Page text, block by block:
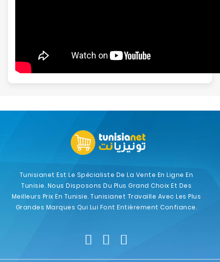
Tunisianet Est Le Spécialiste De La Vente En Ligne En
Tunisie. Nous Disposons Du Plus Grand Choix Et Des
Meilleurs Prix En Tunisie. Tunisianet Travaille Avec Les Plus
Grandes Marques Qui Lui Font Entièrement Confiance.